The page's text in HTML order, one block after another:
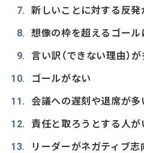
新しいことに対する反発
想像の枠を超えるゴー
言い訳（できない理由）
ゴールがない
会議への遅刻や退席が多
責任と取ろうとする人が
リーダーがネガティブ志